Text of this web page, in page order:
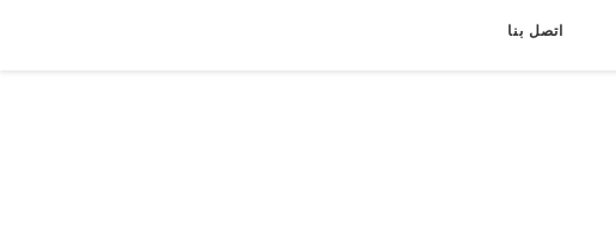
اتصل بنا